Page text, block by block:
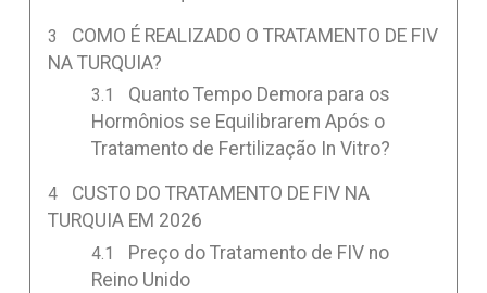
COMO É REALIZADO O TRATAMENTO DE FIV
NA TURQUIA?
Quanto Tempo Demora para os
Hormônios se Equilibrarem Após o
Tratamento de Fertilização In Vitro?
CUSTO DO TRATAMENTO DE FIV NA
TURQUIA EM 2026
Preço do Tratamento de FIV no
Reino Unido